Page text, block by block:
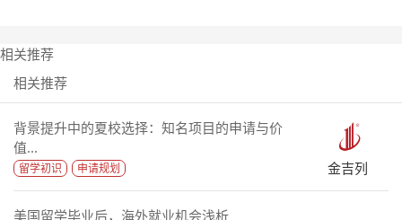
相关推荐
相关推荐
背景提升中的夏校选择：知名项目的申请与价
值...
留学初识 申请规划 金吉列
美国留学毕业后，海外就业机会浅析